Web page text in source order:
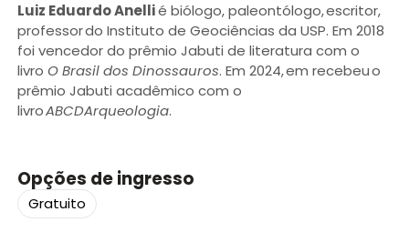
Luiz Eduardo Anellié biólogo, paleontólogo, escritor,
professor do Instituto de Geociências da USP. Em 2018
foi vencedor do prêmio Jabuti de literatura com o
livro O Brasil dos Dinossauros. Em 2024, em recebeu o
prêmio Jabuti acadêmico com o
livroABCDArqueologia.
Opções de ingresso
Gratuito